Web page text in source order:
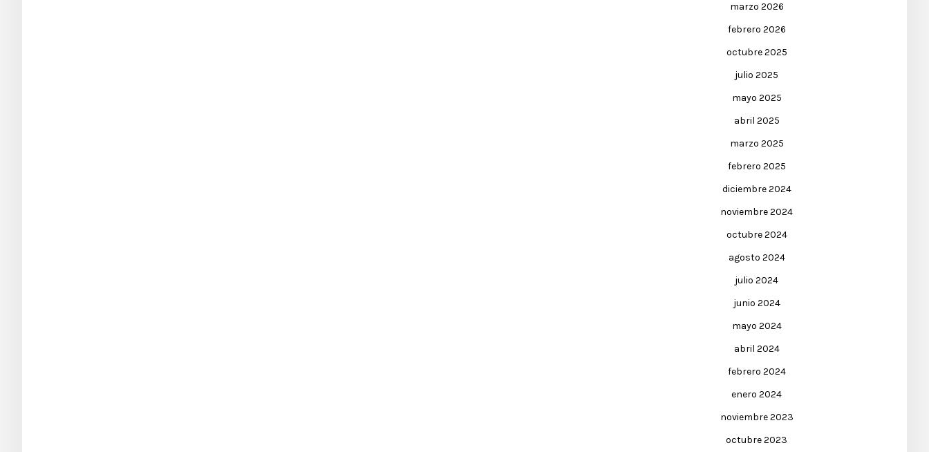
marzo 2026
febrero 2026
octubre 2025
julio 2025
mayo 2025
abril 2025
marzo 2025
febrero 2025
diciembre 2024
noviembre 2024
octubre 2024
agosto 2024
julio 2024
junio 2024
mayo 2024
abril 2024
febrero 2024
enero 2024
noviembre 2023
octubre 2023